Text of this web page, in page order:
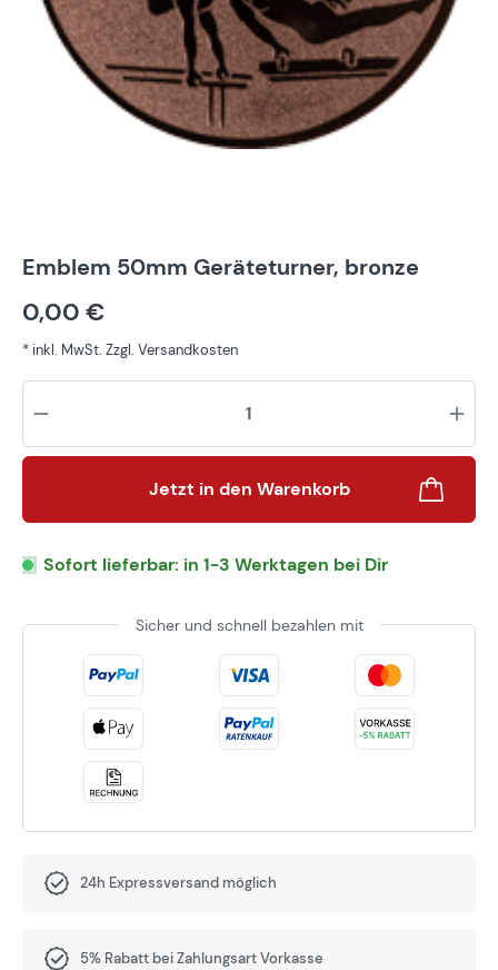
Emblem 50mm Geräteturner, bronze
0,00 €
* inkl. MwSt. Zzgl. Versandkosten
Jetzt in den Warenkorb
Sofort lieferbar: in 1-3 Werktagen bei Dir
Sicher und schnell bezahlen mit
24h Expressversand möglich
5% Rabatt bei Zahlungsart Vorkasse